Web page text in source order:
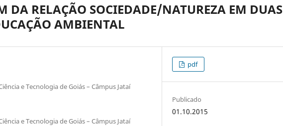
DA RELAÇÃO SOCIEDADE/NATUREZA EM DUAS
AMBIENTAL
e Tecnologia de Goiás – Câmpus Jataí
e Tecnologia de Goiás – Câmpus Jataí
pdf
Publicado
01.10.2015